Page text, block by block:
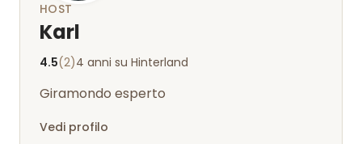
HOST
Karl
4.5(2)4 anni su Hinterland
Giramondo esperto
Vedi profilo